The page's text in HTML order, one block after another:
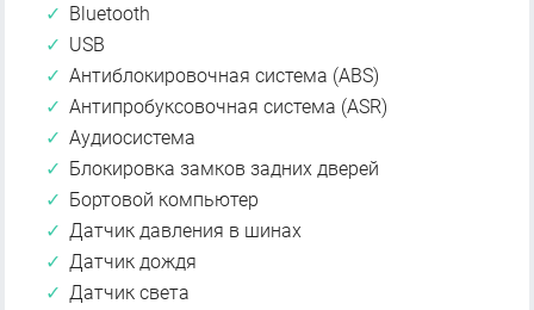
Bluetooth
USB
Антиблокировочная система (ABS)
Антипробуксовочная система (ASR)
Аудиосистема
Блокировка замков задних дверей
Бортовой компьютер
Датчик давления в шинах
Датчик дождя
Датчик света